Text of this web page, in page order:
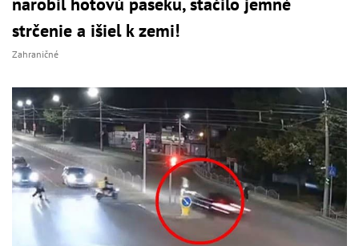
strčenie a išiel k zemi!
Zahraničné